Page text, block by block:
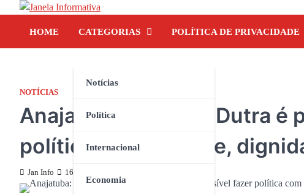
HOME CATEGORIAS
Notícias
Política
Internacional
Economia
POLÍTICA DE PRIVACIDADE
NOTÍCIAS
Anajatuba: Rodrigo Dutra é
política com verdade,
Jan Info 16 de maio de 2025